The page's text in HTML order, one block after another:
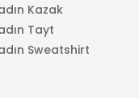
Kazak
Tayt
Sweatshirt